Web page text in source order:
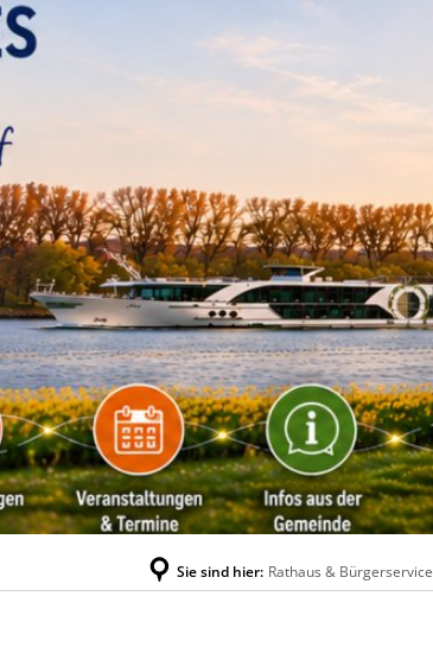
Sie sind hier: Rathaus & Bürgerservice